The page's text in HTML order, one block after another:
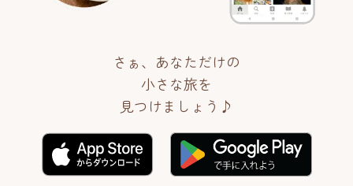
さぁ、あなただけの
小さな旅を
見つけましょう♪